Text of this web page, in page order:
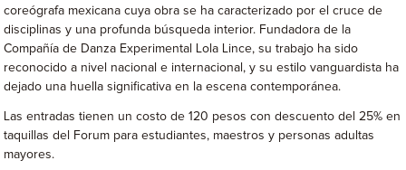
coreógrafa mexicana cuya obra se ha caracterizado por el cruce de
disciplinas y una profunda búsqueda interior. Fundadora de la
Compañía de Danza Experimental Lola Lince, su trabajo ha sido
reconocido a nivel nacional e internacional, y su estilo vanguardista ha
dejado una huella significativa en la escena contemporánea.
Las entradas tienen un costo de 120 pesos con descuento del 25% en
taquillas del Forum para estudiantes, maestros y personas adultas
mayores.